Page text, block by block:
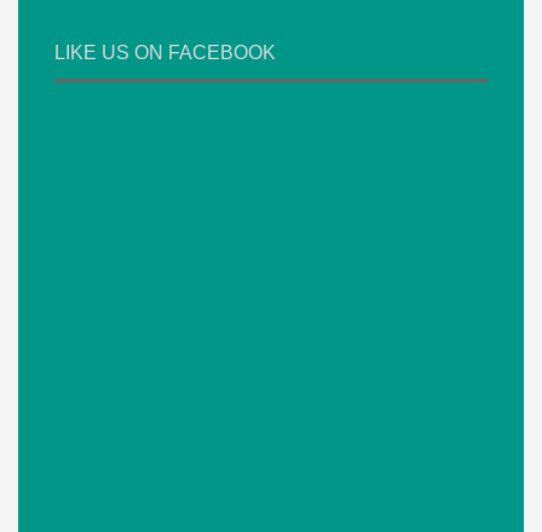
LIKE US ON FACEBOOK